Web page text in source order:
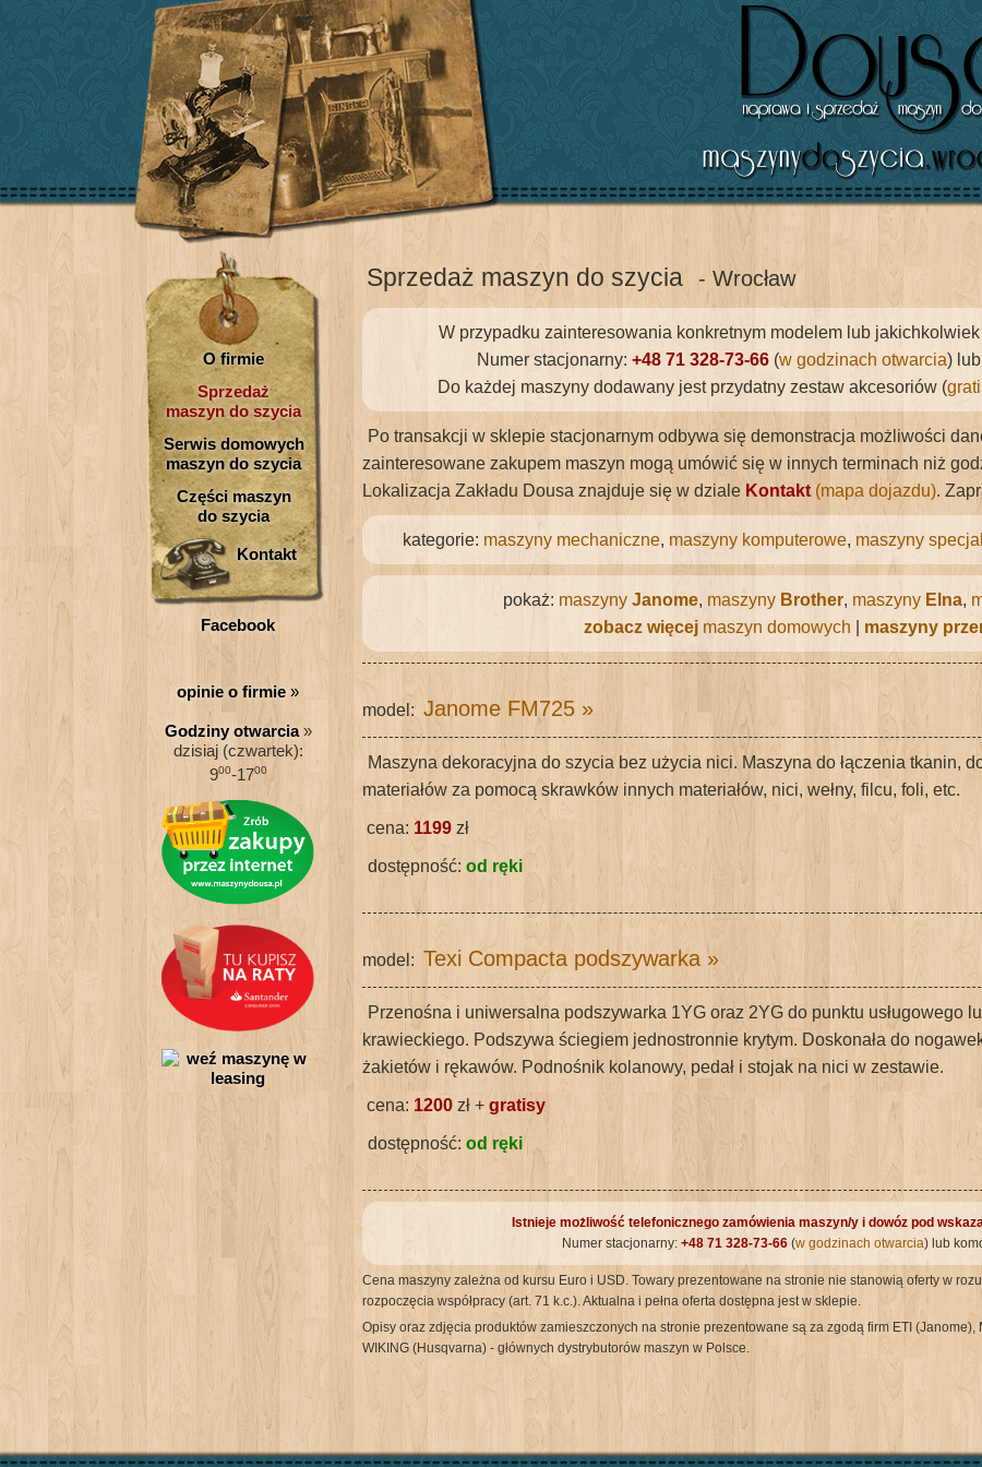
O firmie
Sprzedaż
maszyn do szycia
Serwis domowych
maszyn do szycia
Części maszyn
do szycia
Kontakt
Facebook
opinie o firmie »
Godziny otwarcia»
dzisiaj (czwartek):
900-1700
Sprzedaż maszyn do szycia - Wrocław
W przypadku zainteresowania konkretnym modelem lub
Numer stacjonarny: +48 71 328-73-66(w godzinach otwarcia)
Do każdej maszyny dodawany jest przydatny zestaw akcesoriów (
Po transakcji w sklepie stacjonarnym odbywa się demonstracja możliwości
zainteresowane zakupem maszyn mogą umówić się w innych terminach niż
Lokalizacja Zakładu Dousa znajduje się w dziale Kontakt(mapa dojazdu).
kategorie: maszyny mechaniczne, maszyny komputerowe, maszyny
pokaż: maszyny Janome, maszyny Brother, maszyny Elna,
zobacz więcejmaszyn domowych maszyny
model: Janome FM725 »
Maszyna dekoracyjna do szycia bez użycia nici. Maszyna do łączenia tkanin,
materiałów za pomocą skrawków innych materiałów, nici, wełny, filcu, foli, etc.
cena: 1199 zł
dostępność: od ręki
model: Texi Compacta podszywarka »
Przenośna i uniwersalna podszywarka 1YG oraz 2YG do punktu usługowego
krawieckiego. Podszywa ściegiem jednostronnie krytym. Doskonała do
żakietów i rękawów. Podnośnik kolanowy, pedał i stojak na nici w zestawie.
cena: 1200 zł + gratisy
dostępność: od ręki
Istnieje możliwość telefonicznego zamówienia maszyn/y i dowóz pod
Numer stacjonarny: +48 71 328-73-66(w godzinach otwarcia) lub
Cena maszyny zależna od kursu Euro i USD. Towary prezentowane na stronie nie stanowią oferty w
rozpoczęcia współpracy (art. 71 k.c.). Aktualna i pełna oferta dostępna jest w sklepie.
Opisy oraz zdjęcia produktów zamieszczonych na stronie prezentowane są za zgodą firm ETI (Janome),
WIKING (Husqvarna) - głównych dystrybutorów maszyn w Polsce.